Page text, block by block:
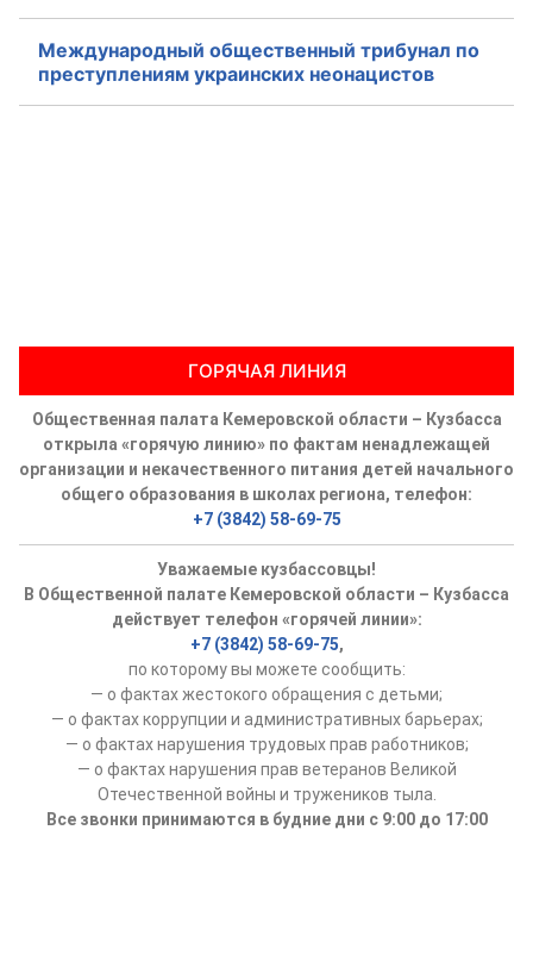
Международный общественный трибунал по
преступлениям украинских неонацистов
ГОРЯЧАЯ ЛИНИЯ
Общественная палата Кемеровской области – Кузбасса
открыла «горячую линию» по фактам ненадлежащей
организации и некачественного питания детей начального
общего образования в школах региона, телефон:
+7 (3842) 58-69-75
Уважаемые кузбассовцы!
В Общественной палате Кемеровской области – Кузбасса
действует телефон «горячей линии»:
+7 (3842) 58-69-75,
по которому вы можете сообщить:
— о фактах жестокого обращения с детьми;
— о фактах коррупции и административных барьерах;
— о фактах нарушения трудовых прав работников;
— о фактах нарушения прав ветеранов Великой
Отечественной войны и тружеников тыла.
Все звонки принимаются в будние дни с 9:00 до 17:00